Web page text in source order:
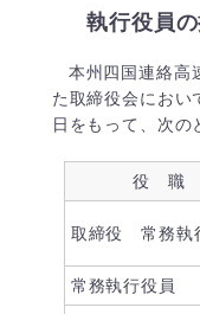
執行役員
本州四国連絡高
た取締役会におい
日をもって、次の
役 職
取締役 常務執
常務執行役員